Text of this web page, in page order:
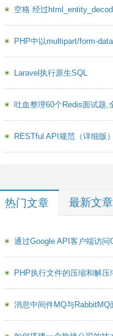
空格 经过
PHP中以multipart/form-
Laravel执行原生SQL
吐血整理60个Redis面试题,
RESTful API规范（详细版）
热门文章 最新文章
通过Google API客户端访问
PHP执行文件的压缩和解压
消息中间件MQ与RabbitMQ